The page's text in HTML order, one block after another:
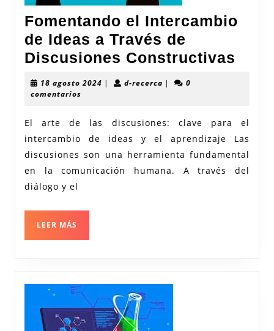
Fomentando el Intercambio
de Ideas a Través de
Discusiones Constructivas
a
18 agosto 2024 18| d-recercad-|
0
comentarios
El arte de las discusiones: clave para el
intercambio de ideas y el aprendizaje Las
discusiones son una herramienta fundamental
en la comunicación humana. A través del
diálogo y el
LEER MÁS